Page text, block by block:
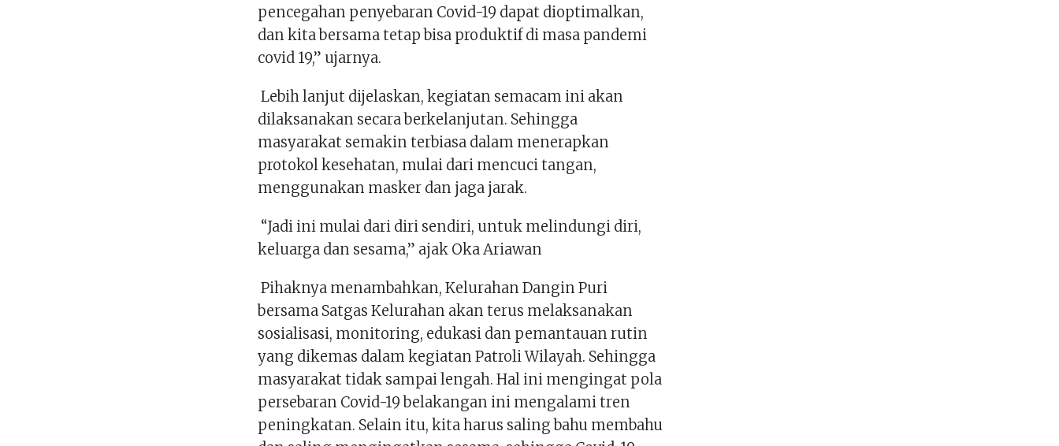
pencegahan penyebaran Covid-19 dapat dioptimalkan,
dan kita bersama tetap bisa produktif di masa pandemi
covid 19,” ujarnya.
Lebih lanjut dijelaskan, kegiatan semacam ini akan
dilaksanakan secara berkelanjutan. Sehingga
masyarakat semakin terbiasa dalam menerapkan
protokol kesehatan, mulai dari mencuci tangan,
menggunakan masker dan jaga jarak.
“Jadi ini mulai dari diri sendiri, untuk melindungi diri,
keluarga dan sesama,” ajak Oka Ariawan
Pihaknya menambahkan, Kelurahan Dangin Puri
bersama Satgas Kelurahan akan terus melaksanakan
sosialisasi, monitoring, edukasi dan pemantauan rutin
yang dikemas dalam kegiatan Patroli Wilayah. Sehingga
masyarakat tidak sampai lengah. Hal ini mengingat pola
persebaran Covid-19 belakangan ini mengalami tren
peningkatan. Selain itu, kita harus saling bahu membahu